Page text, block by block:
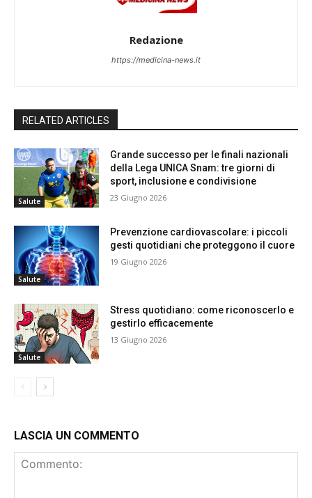
Redazione
https://medicina-news.it
RELATED ARTICLES
Salute
Grande successo per le finali nazionali
della Lega UNICA Snam: tre giorni di
sport, inclusione e condivisione
23 Giugno 2026
Salute
Prevenzione cardiovascolare: i piccoli
gesti quotidiani che proteggono il cuore
19 Giugno 2026
Salute
Stress quotidiano: come riconoscerlo e
gestirlo efficacemente
13 Giugno 2026
LASCIA UN COMMENTO